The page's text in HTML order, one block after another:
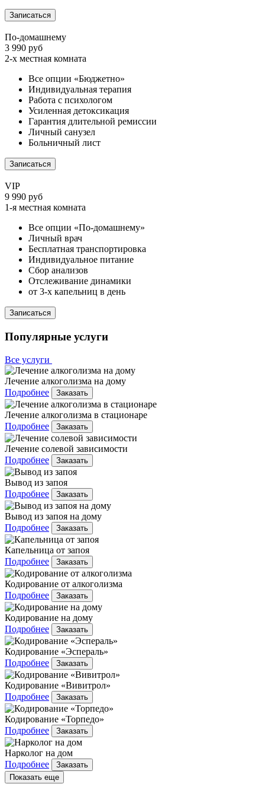
Записаться
По-домашнему
3 990 руб
2-х местная комната
Все опции «Бюджетно»
Индивидуальная терапия
Работа с психологом
Усиленная детоксикация
Гарантия длительной ремиссии
Личный санузел
Больничный лист
Записаться
VIP
9 990 руб
1-я местная комната
Все опции «По-домашнему»
Личный врач
Бесплатная транспортировка
Индивидуальное питание
Сбор анализов
Отслеживание динамики
от 3-х капельниц в день
Записаться
Популярные услуги
Все услуги
Лечение алкоголизма на дому
Подробнее
Заказать
Лечение алкоголизма в стационаре
Подробнее
Заказать
Лечение солевой зависимости
Подробнее
Заказать
Вывод из запоя
Подробнее
Заказать
Вывод из запоя на дому
Подробнее
Заказать
Капельница от запоя
Подробнее
Заказать
Кодирование от алкоголизма
Подробнее
Заказать
Кодирование на дому
Подробнее
Заказать
Кодирование «Эспераль»
Подробнее
Заказать
Кодирование «Вивитрол»
Подробнее
Заказать
Кодирование «Торпедо»
Подробнее
Заказать
Нарколог на дом
Подробнее
Заказать
Показать еще